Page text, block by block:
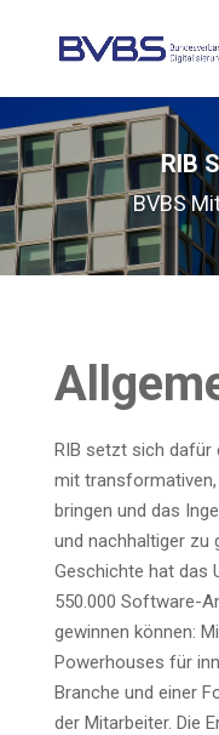
RIB
BVBS
RIB setzt sich dafür
mit
brin­gen und das
und nach­hal­ti­ger zu
Geschich­te hat das
550.000 Soft­ware-
gewin­nen kön­nen:
Power­hou­ses für
Bran­che und einer
der Mit­ar­bei­ter. Die